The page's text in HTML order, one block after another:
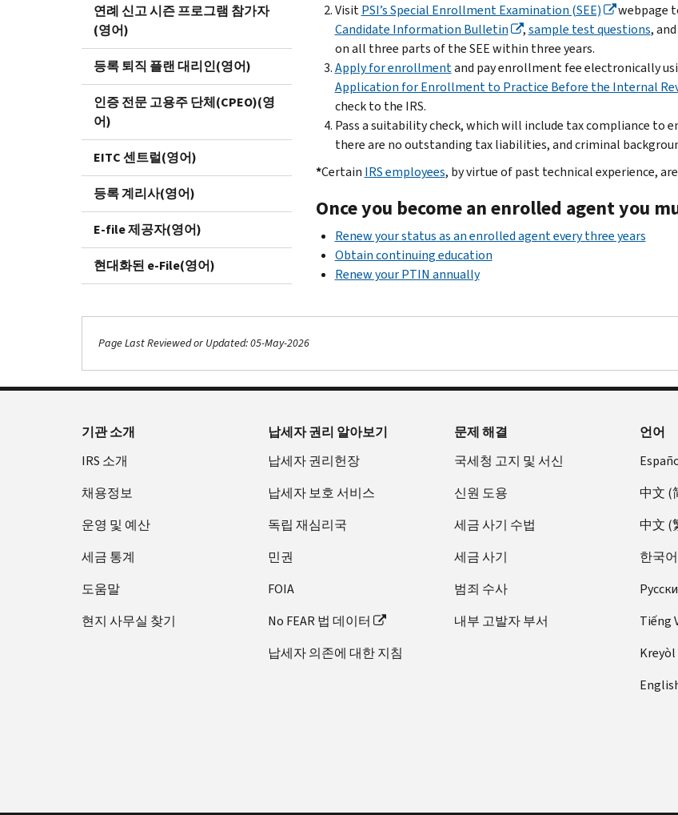
연례 신고 시즌 프로그램 참가자
(영어)
등록 퇴직 플랜 대리인(영어)
인증 전문 고용주 단체(CPEO)(영
어)
EITC 센트럴(영어)
등록 계리사(영어)
E-file 제공자(영어)
현대화된 e-File(영어)
VisitPSI’s Special Enrollment Examination (SEE) webpage
Candidate Information Bulletin
,sample test questions,
on all three parts of the SEE within three years.
Apply for enrollmentand pay enrollment fee electronically
Application for Enrollment to Practice Before the Internal
check to the IRS.
Pass a suitability check, which will include tax compliance to
there are no outstanding tax liabilities, and criminal
*Certain IRS employees, by virtue of past technical experience,
Once you become an enrolled agent you
Renew your status as an enrolled agent every three years
Obtain continuing education
Renew your PTIN annually
Page Last Reviewed or Updated: 05-May-2026
기관 소개
IRS 소개
채용정보
운영 및 예산
세금 통계
도움말
현지 사무실 찾기
납세자 권리 알아보기
납세자 권리헌장
납세자 보호 서비스
독립 재심리국
민권
FOIA
No FEAR 법 데이터
납세자 의존에 대한 지침
문제 해결
국세청 고지 및 서신
신원 도용
세금 사기 수법
세금 사기
범죄 수사
내부 고발자 부서
언어
中文 (
中文 (
한국어
Tiếng
Kreyòl